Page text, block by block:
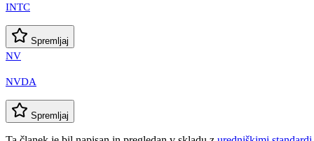
INTC
Spremljaj
NV
NVDA
Spremljaj